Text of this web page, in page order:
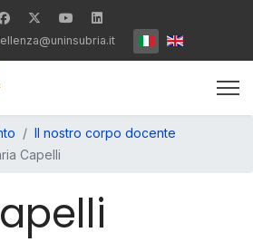
Seleziona la tua
Il nostro corpo docente
Capelli